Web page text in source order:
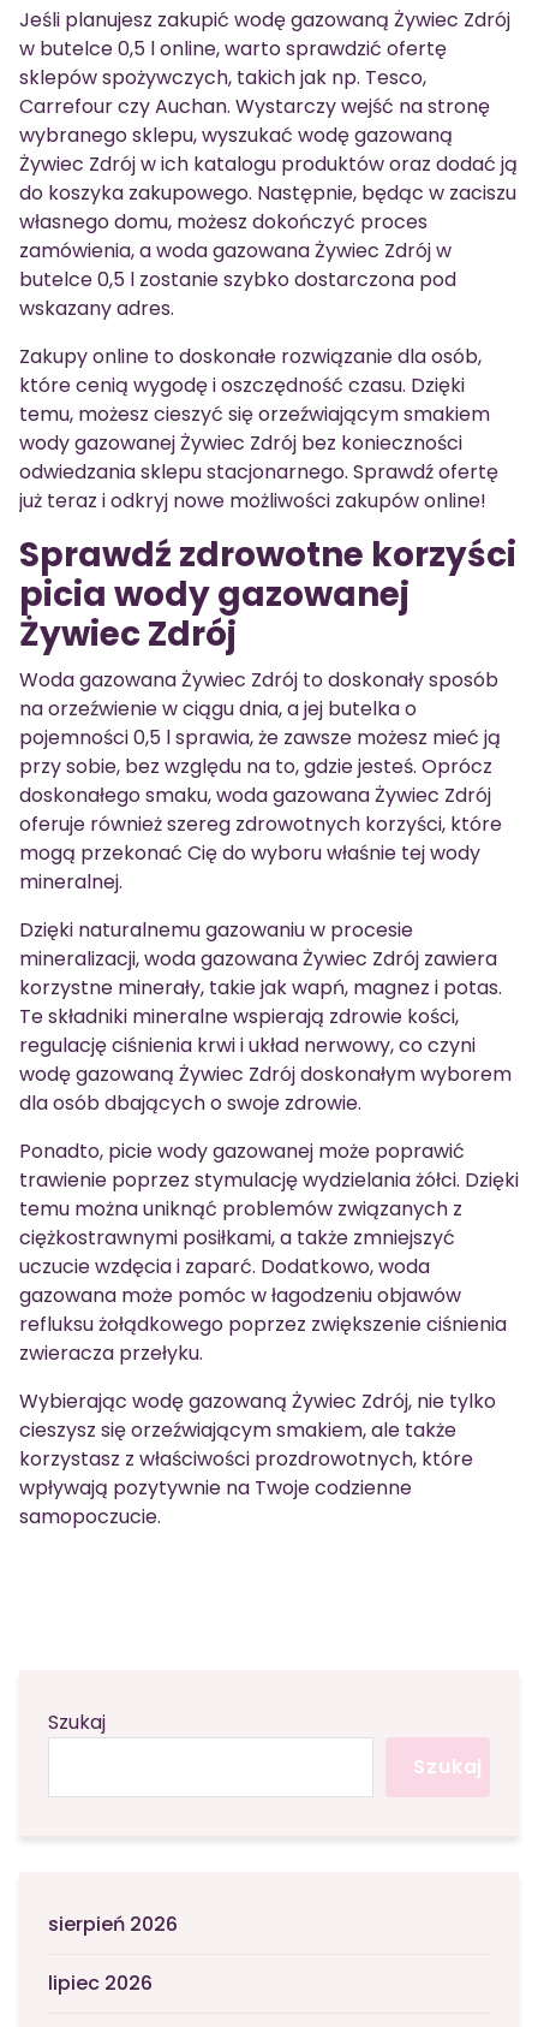
Jeśli planujesz zakupić wodę gazowaną Żywiec Zdrój
w butelce 0,5 l online, warto sprawdzić ofertę
sklepów spożywczych, takich jak np. Tesco,
Carrefour czy Auchan. Wystarczy wejść na stronę
wybranego sklepu, wyszukać wodę gazowaną
Żywiec Zdrój w ich katalogu produktów oraz dodać ją
do koszyka zakupowego. Następnie, będąc w zaciszu
własnego domu, możesz dokończyć proces
zamówienia, a woda gazowana Żywiec Zdrój w
butelce 0,5 l zostanie szybko dostarczona pod
wskazany adres.
Zakupy online to doskonałe rozwiązanie dla osób,
które cenią wygodę i oszczędność czasu. Dzięki
temu, możesz cieszyć się orzeźwiającym smakiem
wody gazowanej Żywiec Zdrój bez konieczności
odwiedzania sklepu stacjonarnego. Sprawdź ofertę
już teraz i odkryj nowe możliwości zakupów online!
Sprawdź zdrowotne korzyści
picia wody gazowanej
Żywiec Zdrój
Woda gazowana Żywiec Zdrój to doskonały sposób
na orzeźwienie w ciągu dnia, a jej butelka o
pojemności 0,5 l sprawia, że zawsze możesz mieć ją
przy sobie, bez względu na to, gdzie jesteś. Oprócz
doskonałego smaku, woda gazowana Żywiec Zdrój
oferuje również szereg zdrowotnych korzyści, które
mogą przekonać Cię do wyboru właśnie tej wody
mineralnej.
Dzięki naturalnemu gazowaniu w procesie
mineralizacji, woda gazowana Żywiec Zdrój zawiera
korzystne minerały, takie jak wapń, magnez i potas.
Te składniki mineralne wspierają zdrowie kości,
regulację ciśnienia krwi i układ nerwowy, co czyni
wodę gazowaną Żywiec Zdrój doskonałym wyborem
dla osób dbających o swoje zdrowie.
Ponadto, picie wody gazowanej może poprawić
trawienie poprzez stymulację wydzielania żółci. Dzięki
temu można uniknąć problemów związanych z
ciężkostrawnymi posiłkami, a także zmniejszyć
uczucie wzdęcia i zaparć. Dodatkowo, woda
gazowana może pomóc w łagodzeniu objawów
refluksu żołądkowego poprzez zwiększenie ciśnienia
zwieracza przełyku.
Wybierając wodę gazowaną Żywiec Zdrój, nie tylko
cieszysz się orzeźwiającym smakiem, ale także
korzystasz z właściwości prozdrowotnych, które
wpływają pozytywnie na Twoje codzienne
samopoczucie.
Szukaj
Szukaj
sierpień 2026
lipiec 2026